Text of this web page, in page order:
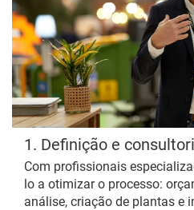
1. Definição e
Com profissionais
lo a otimizar o processo:
análise, criação de plantas e